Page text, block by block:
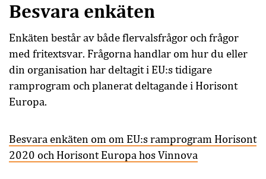
Besvara enkäten
Enkäten består av både flervalsfrågor och frågor
med fritextsvar. Frågorna handlar om hur du eller
din organisation har deltagit i EU:s tidigare
ramprogram och planerat deltagande i Horisont
Europa.
Besvara enkäten om om EU:s ramprogram Horisont
2020 och Horisont Europa hos Vinnova